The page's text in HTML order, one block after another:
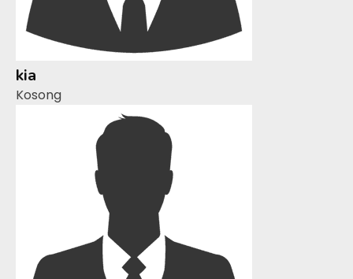
kia
Kosong